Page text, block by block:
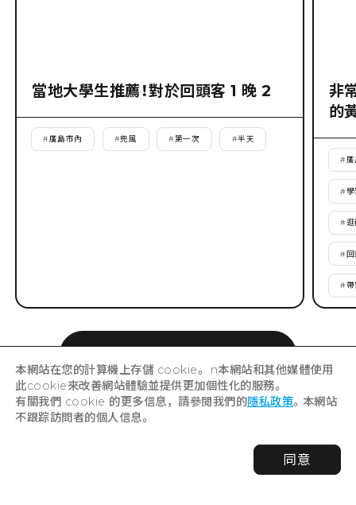
當地大學生推薦！對於回頭客 1 晚 2
#廣島市內 #兜風 #第一次 #半天
非
的
#廣
# 學
#逛
#
#帶
本網站在您的計算機上存儲 cookie。 n本網站和其他媒體使用
此cookie來改善網站體驗並提供更加個性化的服務。
有關我們 cookie 的更多信息，請參閱我們的隱私政策。本網站
不跟踪訪問者的個人信息。
同意